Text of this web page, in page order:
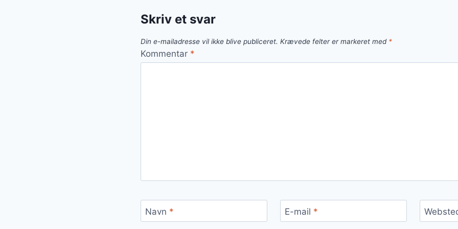
Skriv et svar
Din e-mailadresse vil ikke blive publiceret. Krævede felter er markeret med *
Kommentar *
Navn * E-mail *